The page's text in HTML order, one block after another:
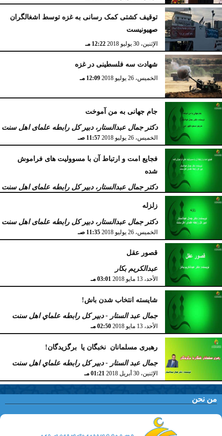
توقیف کشتی کمک رسانی به غزه توسط اشغالگران
صهیونیست
الإثنين، 30 يوليو 2018 12:22 مـ
شهادت سه فلسطینی در غزه
الخميس، 26 يوليو 2018 12:09 مـ
جام جهانی به من آموخت
دکتر جمال عبدالستار، دبیر کل رابطه علمای اهل سنت
الخميس، 26 يوليو 2018 11:57 صـ
فجایع امت و ارتباط آن با مسوولیت های فراموش
شده
دکتر جمال عبدالستار، دبیر کل رابطه علمای اهل سنت
الخميس، 26 يوليو 2018
زلزله
دکتر جمال عبدالستار، دبیر کل رابطه علمای اهل سنت
الخميس، 26 يوليو 2018 11:35 صـ
قصور عقل
عبدالکریم بکار
الأحد، 13 مايو 2018 03:01 مـ
شایسته انتخاب شدن باش!
جمال عبد الستار - دبير كل رابطه علماي اهل سنت
الأحد، 13 مايو 2018 02:50 مـ
رهبری مسلمانان نخبگان یا برگزیدگان!
جمال عبد الستار - دبير كل رابطه علماي اهل سنت
الإثنين، 30 أبريل 2018 01:21 مـ
من نحن